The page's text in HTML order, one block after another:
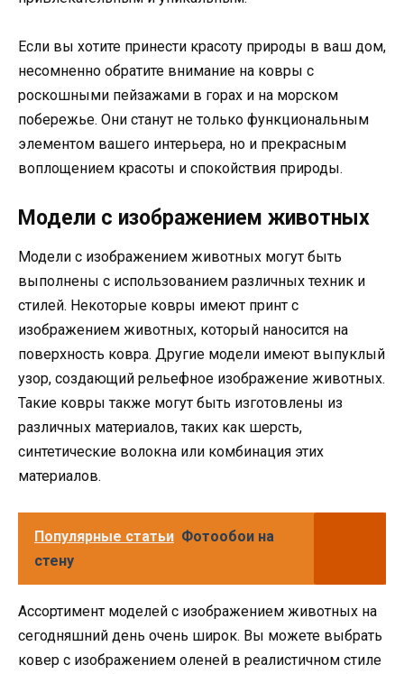
Если вы хотите принести красоту природы в ваш дом,
несомненно обратите внимание на ковры с
роскошными пейзажами в горах и на морском
побережье. Они станут не только функциональным
элементом вашего интерьера, но и прекрасным
воплощением красоты и спокойствия природы.
Модели с изображением животных
Модели с изображением животных могут быть
выполнены с использованием различных техник и
стилей. Некоторые ковры имеют принт с
изображением животных, который наносится на
поверхность ковра. Другие модели имеют выпуклый
узор, создающий рельефное изображение животных.
Такие ковры также могут быть изготовлены из
различных материалов, таких как шерсть,
синтетические волокна или комбинация этих
материалов.
Популярные статьи Фотообои на
стену
Ассортимент моделей с изображением животных на
сегодняшний день очень широк. Вы можете выбрать
ковер с изображением оленей в реалистичном стиле